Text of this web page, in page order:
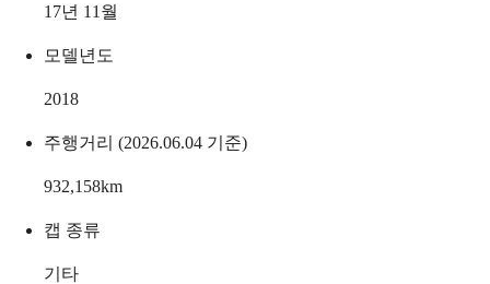
17년 11월
모델년도
2018
주행거리 (2026.06.04 기준)
932,158km
캡 종류
기타